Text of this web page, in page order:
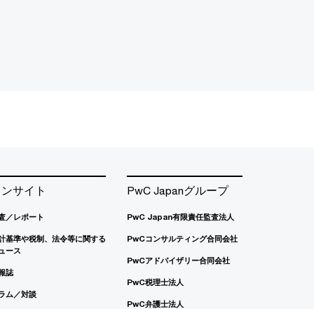
サイト
／レポート
基準や税制、法令等に関する
ース
誌
ム／対談
PwC Japanグループ
PwC Japan有限責任監査法人
PwCコンサルティング合同会社
PwCアドバイザリー合同会社
PwC税理士法人
PwC弁護士法人